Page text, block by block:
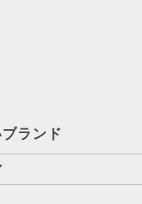
ランド